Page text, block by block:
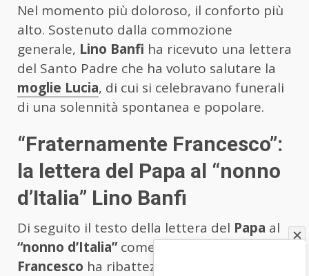
Nel momento più doloroso, il conforto più
alto. Sostenuto dalla commozione
generale, Lino Banfi ha ricevuto una lettera
del Santo Padre che ha voluto salutare la
moglie Lucia, di cui si celebravano funerali
di una solennità spontanea e popolare.
“Fraternamente Francesco”:
la lettera del Papa al “nonno
d’Italia” Lino Banfi
Di seguito il testo della lettera del Papa al
“nonno d’Italia”come con simpatia
Francesco ha ribattezzato